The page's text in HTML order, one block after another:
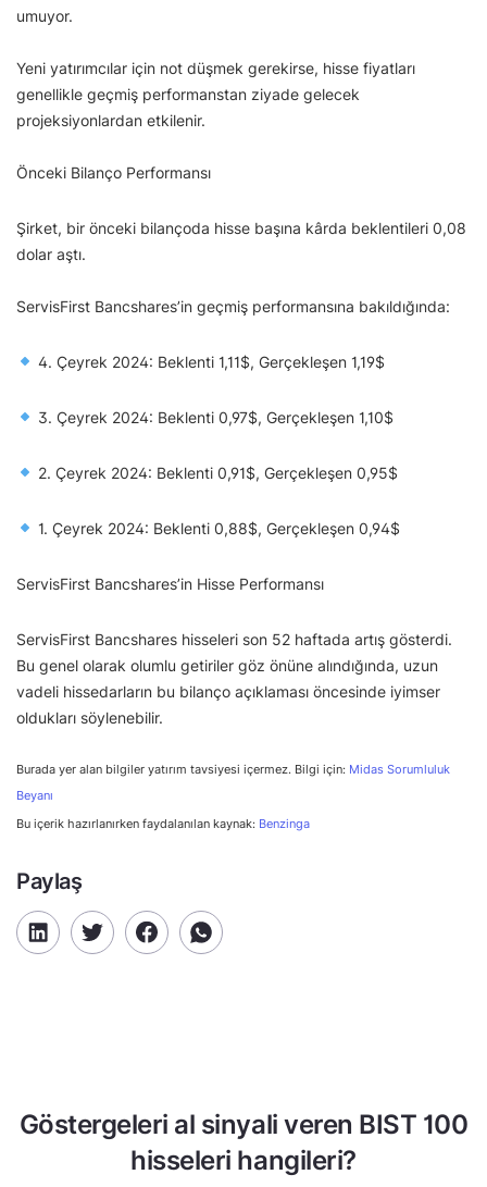
umuyor.
Yeni yatırımcılar için not düşmek gerekirse, hisse fiyatları
genellikle geçmiş performanstan ziyade gelecek
projeksiyonlardan etkilenir.
Önceki Bilanço Performansı
Şirket, bir önceki bilançoda hisse başına kârda beklentileri 0,08
dolar aştı.
ServisFirst Bancshares’in geçmiş performansına bakıldığında:
4. Çeyrek 2024: Beklenti 1,11$, Gerçekleşen 1,19$
3. Çeyrek 2024: Beklenti 0,97$, Gerçekleşen 1,10$
2. Çeyrek 2024: Beklenti 0,91$, Gerçekleşen 0,95$
1. Çeyrek 2024: Beklenti 0,88$, Gerçekleşen 0,94$
ServisFirst Bancshares’in Hisse Performansı
ServisFirst Bancshares hisseleri son 52 haftada artış gösterdi.
Bu genel olarak olumlu getiriler göz önüne alındığında, uzun
vadeli hissedarların bu bilanço açıklaması öncesinde iyimser
oldukları söylenebilir.
Burada yer alan bilgiler yatırım tavsiyesi içermez. Bilgi için: Midas Sorumluluk
Beyanı
Bu içerik hazırlanırken faydalanılan kaynak: Benzinga
Paylaş
Göstergeleri al sinyali veren BIST 100
hisseleri hangileri?